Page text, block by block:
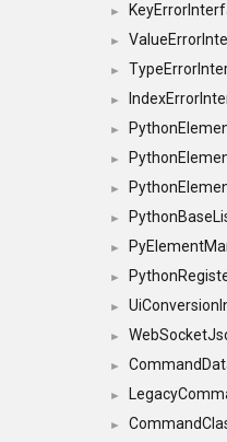
►
►
►
►
►
►
►
►
►
►
►
►
►
►
►